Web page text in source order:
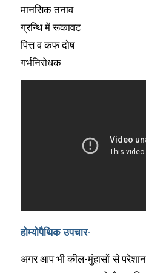
मानसिक तनाव
ग्रन्थि में रूकावट
पित्त व कफ दोष
गर्भनिरोधक
होम्योपैथिक उपचार-
अगर आप भी कील-मुंहासों से परेशान